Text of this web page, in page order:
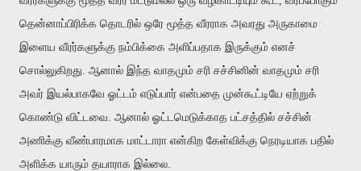
தென்னாப்பிரிக்க தொடரில் ஒரே மூத்த வீரராக அவரது அருகாமை
இளைய வீரர்களுக்கு நம்பிக்கை அளிப்பதாக இருக்கும் எனச்
சொல்லுகிறது. ஆனால் இந்த வாதமும் சரி சச்சினின் வாதமும் சரி
அவர் இயல்பாகவே ஓட்டம் எடுப்பார் என்பதை முன்கூட்டியே ஏற்றுக்
கொண்டு விட்டவை. ஆனால் ஓட்டமெடுக்காத பட்சத்தில் சச்சின்
அணிக்கு வீண்பாரமாக மாட்டாரா என்கிற கேள்விக்கு நெரடியாக பதில்
அளிக்க யாரும் தயாராக இல்லை.